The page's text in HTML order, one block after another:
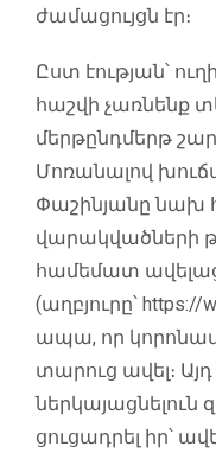
ժամացույցն էր։
Ըստ էության՝
հաշվի չառնենք
մերթընդմերթ
Մոռանալով
Փաշինյանը նախ
վարակվածների
համեմատ
(աղբյուրը՝ https://
ապա, որ
տարուց ավել։
ներկայացնելուն
ցուցադրել իր՝